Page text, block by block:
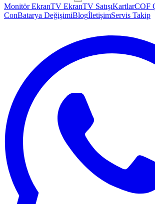
Monitör EkranTV EkranTV SatışıKartlarCOF
ConBatarya DeğişimiBlogİletişimServis Takip